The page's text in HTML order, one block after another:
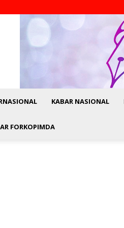
KABAR NASIONAL
FORKOPIMDA